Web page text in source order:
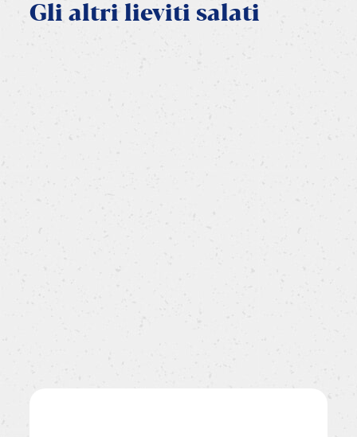
Gli altri lieviti salati